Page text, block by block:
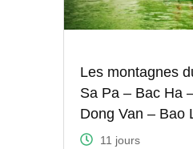
Les montagnes
Sa Pa – Bac Ha
Dong Van – Bao
11 jours